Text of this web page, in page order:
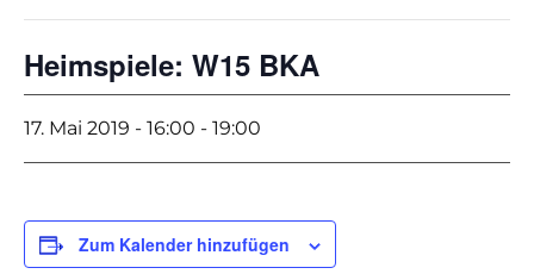
Heimspiele: W15 BKA
17. Mai 2019 - 16:00 - 19:00
Zum Kalender hinzufügen